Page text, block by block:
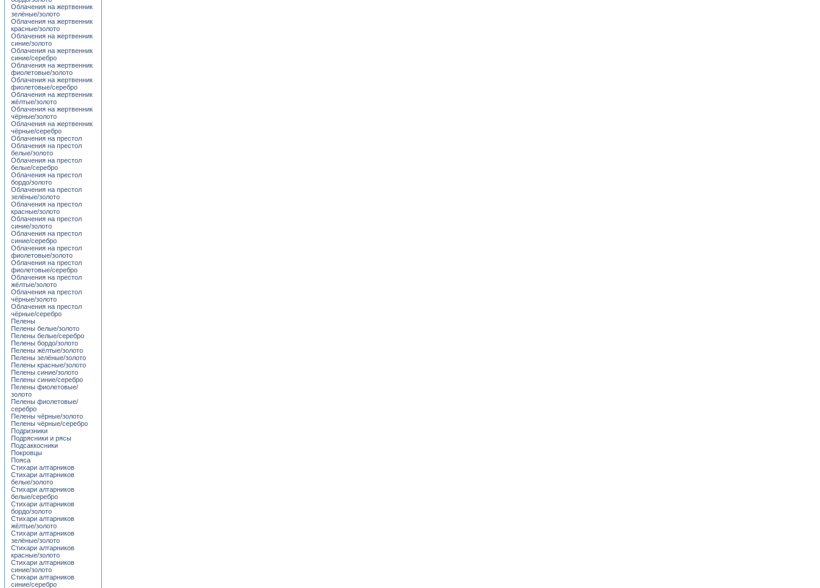
Облачения на жертвенник
зелёные/золото
Облачения на жертвенник
красные/золото
Облачения на жертвенник
синие/золото
Облачения на жертвенник
синие/серебро
Облачения на жертвенник
фиолетовые/золото
Облачения на жертвенник
фиолетовые/серебро
Облачения на жертвенник
жёлтые/золото
Облачения на жертвенник
чёрные/золото
Облачения на жертвенник
чёрные/серебро
Облачения на престол
Облачения на престол
белые/золото
Облачения на престол
белые/серебро
Облачения на престол
бордо/золото
Облачения на престол
зелёные/золото
Облачения на престол
красные/золото
Облачения на престол
синие/золото
Облачения на престол
синие/серебро
Облачения на престол
фиолетовые/золото
Облачения на престол
фиолетовые/серебро
Облачения на престол
жёлтые/золото
Облачения на престол
чёрные/золото
Облачения на престол
чёрные/серебро
Пелены
Пелены белые/золото
Пелены белые/серебро
Пелены бордо/золото
Пелены жёлтые/золото
Пелены зелёные/золото
Пелены красные/золото
Пелены синие/золото
Пелены синие/серебро
Пелены фиолетовые/
золото
Пелены фиолетовые/
серебро
Пелены чёрные/золото
Пелены чёрные/серебро
Подризники
Подрясники и рясы
Подсаккосники
Покровцы
Пояса
Стихари алтарников
Стихари алтарников
белые/золото
Стихари алтарников
белые/серебро
Стихари алтарников
бордо/золото
Стихари алтарников
жёлтые/золото
Стихари алтарников
зелёные/золото
Стихари алтарников
красные/золото
Стихари алтарников
синие/золото
Стихари алтарников
синие/серебро